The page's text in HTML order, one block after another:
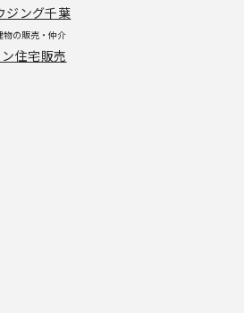
ジング千葉
物の販売・仲介
住宅販売